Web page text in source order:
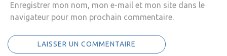
Enregistrer mon nom, mon e-mail et mon site dans le
navigateur pour mon prochain commentaire.